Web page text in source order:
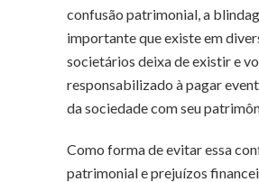
confusão patrimonial, a
importante que existe em
societários deixa de existir e
responsabilizado à pagar
da sociedade com seu
Como forma de evitar essa
patrimonial e prejuízos